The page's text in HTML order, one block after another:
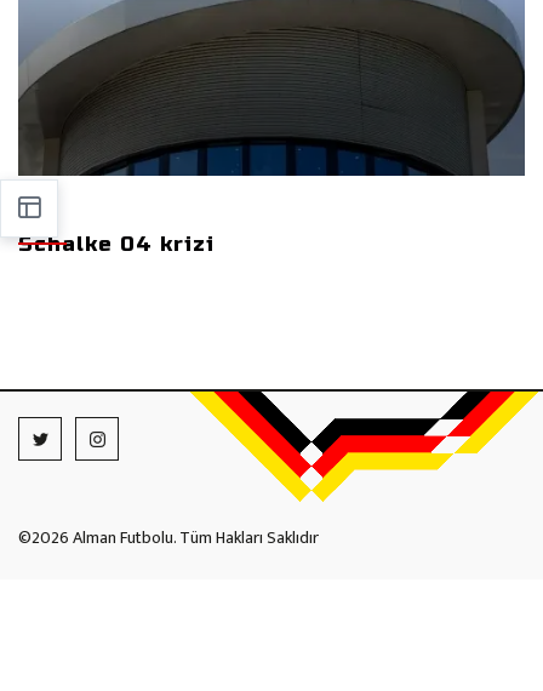
Schalke 04 krizi
©2026 Alman Futbolu. Tüm Hakları Saklıdır